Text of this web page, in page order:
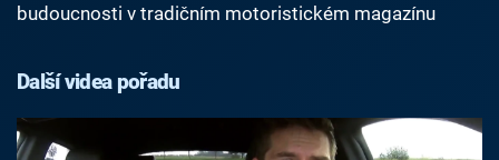
budoucnosti v tradičním motoristickém magazínu
Další videa pořadu